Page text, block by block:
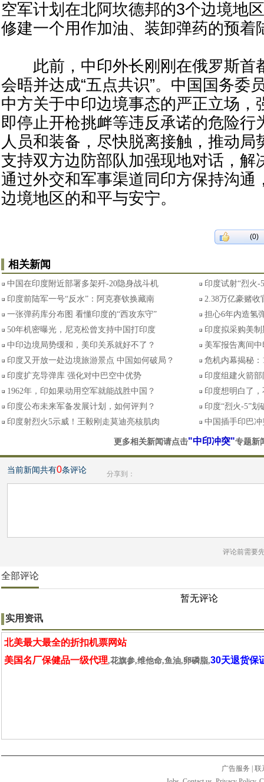
空军计划在北阿坎德邦的3个边境地
修建一个用作加油、装卸弹药的预着
此前，中印外长刚刚在俄罗斯首
会晤并达成“五点共识”。中国国务委
中方关于中印边境事态的严正立场，
即停止开枪挑衅等违反承诺的危险行
人员和装备，尽快脱离接触，推动局
支持双方边防部队加强现地对话，解
通过外交和军事渠道同印方保持沟通
边境地区的和平与安宁。
(0)
相关新闻
中国在印度附近部署多架歼-20隐身战斗机
印度试射“烈火-
印度前陆军一号“反水”：阿克赛钦换藏南
2.38万亿豪赌收
一张弹药库分布图 看懂印度的“西攻东守”
担心6年内造氢
50年机密曝光，尼克松曾支持中国打印度
印度拟采购美
中印边境局势缓和，美印关系就好不了？
美军报告离间
印度又开放一处边境旅游景点 中国如何破局？
危机内幕揭秘
印度扩充导弹库 强化对中巴空中优势
印度组建火箭
1962年，印如果动用空军就能战胜中国？
印度想明白了
印度公布未来军备发展计划，如何评判？
印度“烈火-5”
印度射烈火5示威！王毅刚走莫迪亮核肌肉
中国插手印巴
更多相关新闻请点击"中印冲突"专题新
当前新闻共有0条评论 分享到：
评论前需要
全部评论
暂无评论
实用资讯
北美最大最全的折扣机票网站
美国名厂保健品一级代理,花旗参,维他命,鱼油,卵磷脂,30天退货保
广告服务
联